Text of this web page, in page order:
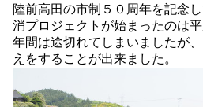
陸前高田の市制５０周年を記念
消プロジェクトが始まったのは
年間は途切れてしまいましたが
えをすることが出来ました。